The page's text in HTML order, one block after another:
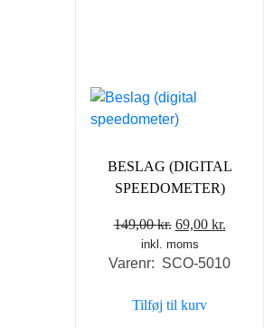
BESLAG (DIGITAL
SPEEDOMETER)
149,00kr. Den
oprindelige
pris
149,00 kr..
69,00 kr.
pris
inkl. moms
Varenr: SCO-5010
Tilføj til kurv